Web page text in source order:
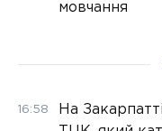
мовчання
16:58
На